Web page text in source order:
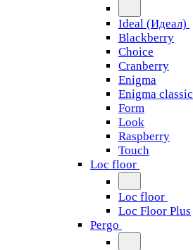
Ideal (Идеал)
Blackberry
Choice
Cranberry
Enigma
Enigma classic
Form
Look
Raspberry
Touch
Loc floor
Loc floor
Loc Floor Plus
Pergo